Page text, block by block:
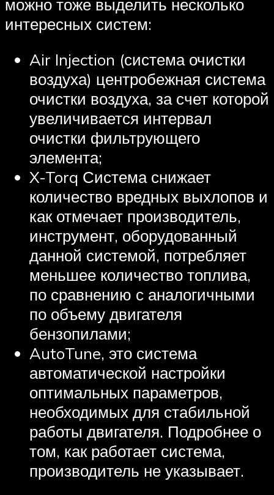
можно тоже выделить несколько
интересных систем:
Air Injection (система очистки
воздуха) центробежная система
очистки воздуха, за счет которой
увеличивается интервал
очистки фильтрующего
элемента;
X-Torq Система снижает
количество вредных выхлопов и
как отмечает производитель,
инструмент, оборудованный
данной системой, потребляет
меньшее количество топлива,
по сравнению с аналогичными
по объему двигателя
бензопилами;
AutoTune, это система
автоматической настройки
оптимальных параметров,
необходимых для стабильной
работы двигателя. Подробнее о
том, как работает система,
производитель не указывает.